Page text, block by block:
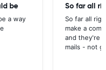
be
a way
So far all
So far all
make a
and they're
mails - not